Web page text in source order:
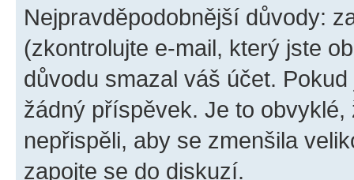
Nejpravděpodobnější důvody:
(zkontrolujte e-mail, který jste
důvodu smazal váš účet.
žádný příspěvek. Je to
nepřispěli, aby se zmenšila
zapojte se do diskuzí.